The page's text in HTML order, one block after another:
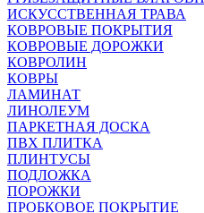
ИСКУССТВЕННАЯ ТРАВА
КОВРОВЫЕ ПОКРЫТИЯ
КОВРОВЫЕ ДОРОЖКИ
КОВРОЛИН
КОВРЫ
ЛАМИНАТ
ЛИНОЛЕУМ
ПАРКЕТНАЯ ДОСКА
ПВХ ПЛИТКА
ПЛИНТУСЫ
ПОДЛОЖКА
ПОРОЖКИ
ПРОБКОВОЕ ПОКРЫТИЕ